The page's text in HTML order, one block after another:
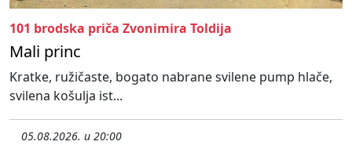
101 brodska priča Zvonimira Toldija
Mali princ
Kratke, ružičaste, bogato nabrane svilene pump hlače,
svilena košulja ist...
05.08.2026. u 20:00